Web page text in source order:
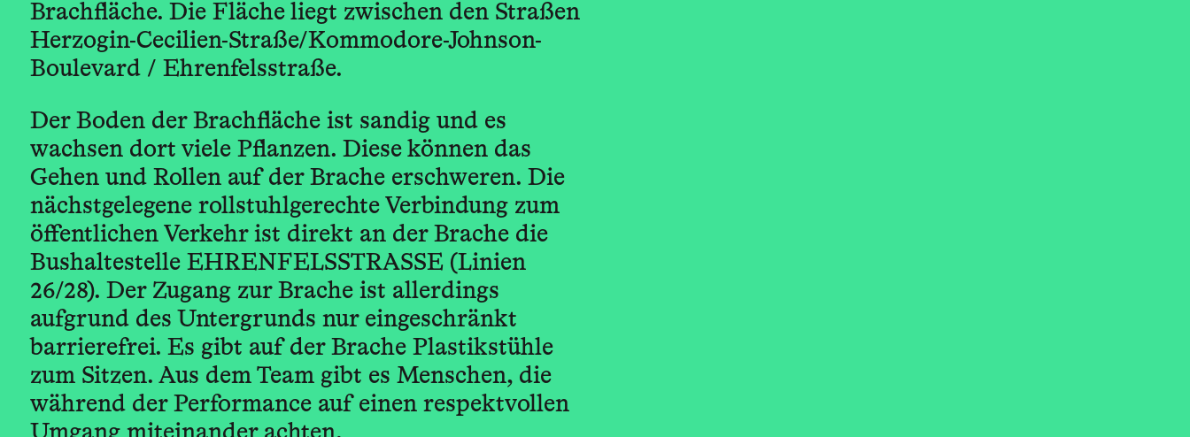
Brachfläche. Die Fläche liegt zwischen den Straßen
Herzogin-Cecilien-Straße/Kommodore-Johnson-
Boulevard / Ehrenfelsstraße.
Der Boden der Brachfläche ist sandig und es
wachsen dort viele Pflanzen. Diese können das
Gehen und Rollen auf der Brache erschweren. Die
nächstgelegene rollstuhlgerechte Verbindung zum
öffentlichen Verkehr ist direkt an der Brache die
Bushaltestelle EHRENFELSSTRASSE (Linien
26/28). Der Zugang zur Brache ist allerdings
aufgrund des Untergrunds nur eingeschränkt
barrierefrei. Es gibt auf der Brache Plastikstühle
zum Sitzen. Aus dem Team gibt es Menschen, die
während der Performance auf einen respektvollen